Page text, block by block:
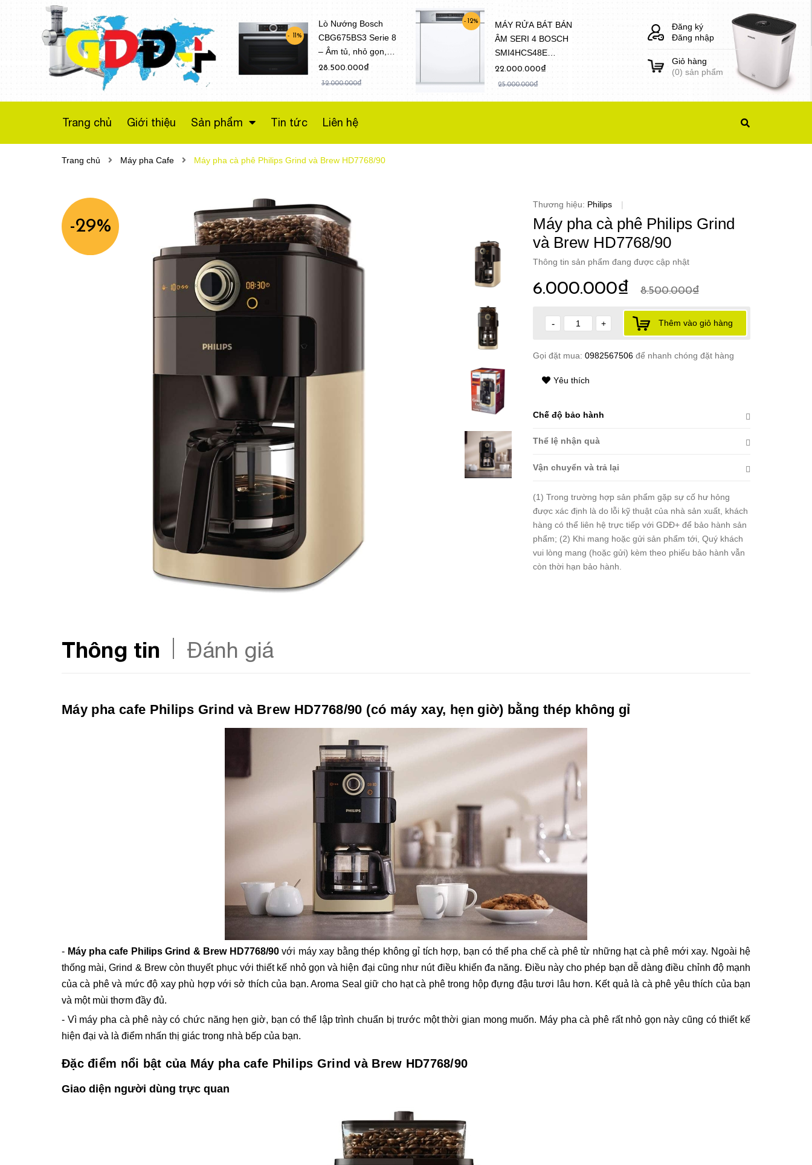
Máy sấy bơm nhiệt
Bosch WTX87M20
Series 8
Liên hệ
11%
Lò Nướng Bosch
CBG675BS3 Serie 8
– Âm tủ, nhỏ gọn,
Dung tích 47 Lít
28.500.000₫
32.000.000₫
12%
MÁY RỬA BÁT BÁN
ÂM SERI 4 BOSCH
SMI4HCS48E
(Model 2021)
22.000.000₫
25.000.000₫
Đăng ký
Đăng nhập
Giỏ hàng
(0) sản phẩm
Trang chủ Giới thiệu Sản phẩm Tin tức Liên hệ
Trang chủ Máy pha Cafe Máy pha cà phê Philips Grind và Brew HD7768/90
-29%
Thương hiệu: Philips |
Máy pha cà phê Philips Grind
và Brew HD7768/90
Thông tin sản phẩm đang được cập nhật
6.000.000₫ 8.500.000₫
- + Thêm vào giỏ hàng
Gọi đặt mua: 0982567506 để nhanh chóng đặt hàng
Yêu thích
Chế độ bảo hành
Thể lệ nhận quà
Vận chuyển và trả lại
(1) Trong trường hợp sản phẩm gặp sự cố hư hỏng
được xác định là do lỗi kỹ thuật của nhà sản xuất, khách
hàng có thể liên hệ trực tiếp với GDĐ+ để bảo hành sản
phẩm; (2) Khi mang hoặc gửi sản phẩm tới, Quý khách
vui lòng mang (hoặc gửi) kèm theo phiếu bảo hành vẫn
còn thời hạn bảo hành.
Thông tin Đánh giá
Máy pha cafe Philips Grind và Brew HD7768/90 (có máy xay, hẹn giờ) bằng thép không gỉ
- Máy pha cafe Philips Grind & Brew HD7768/90với máy xay bằng thép không gỉ tích hợp, bạn có thể pha chế cà phê từ những hạt cà phê mới xay. Ngoài hệ
thống mài, Grind & Brew còn thuyết phục với thiết kế nhỏ gọn và hiện đại cũng như nút điều khiển đa năng. Điều này cho phép bạn dễ dàng điều chỉnh độ mạnh
của cà phê và mức độ xay phù hợp với sở thích của bạn. Aroma Seal giữ cho hạt cà phê trong hộp đựng đậu tươi lâu hơn. Kết quả là cà phê yêu thích của bạn
và một mùi thơm đầy đủ.
- Vì máy pha cà phê này có chức năng hẹn giờ, bạn có thể lập trình chuẩn bị trước một thời gian mong muốn. Máy pha cà phê rất nhỏ gọn này cũng có thiết kế
hiện đại và là điểm nhấn thị giác trong nhà bếp của bạn.
Đặc điểm nổi bật của Máy pha cafe Philips Grind và Brew HD7768/90
Giao diện người dùng trực quan